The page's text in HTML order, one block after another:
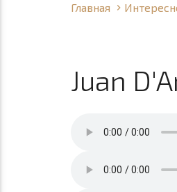
Главная
Juan